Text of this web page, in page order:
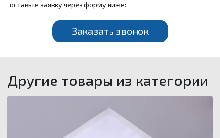
оставьте заявку через форму ниже:
Заказать звонок
Другие товары из категории